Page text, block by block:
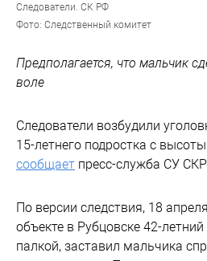
Следователи. СК РФ
Фото: Следственный комитет
Предполагается, что мальчик
воле
Следователи возбудили
15-летнего подростка с
сообщает пресс-служба СУ
По версии следствия, 18
объекте в Рубцовске 42-
палкой, заставил мальчика